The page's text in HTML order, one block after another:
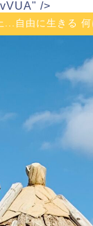
/>
自由に生きる